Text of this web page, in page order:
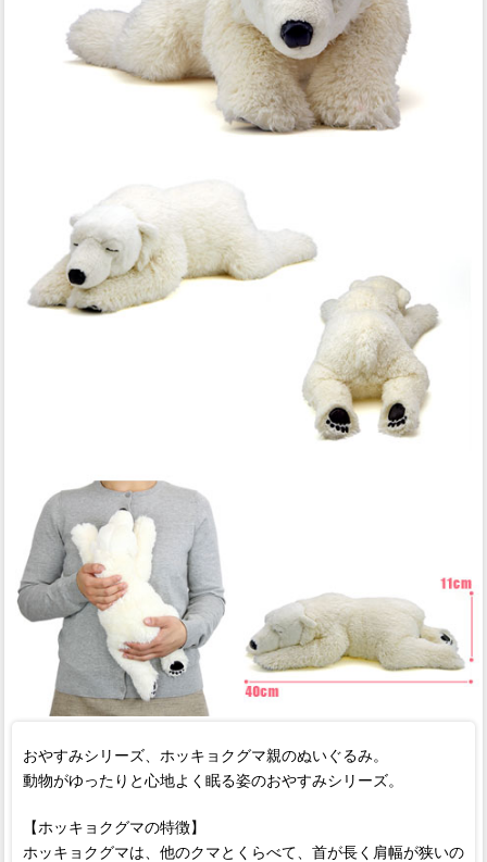
おやすみシリーズ、ホッキョクグマ親のぬいぐるみ。
動物がゆったりと心地よく眠る姿のおやすみシリーズ。
【ホッキョクグマの特徴】
ホッキョクグマは、他のクマとくらべて、首が長く肩幅が狭いの